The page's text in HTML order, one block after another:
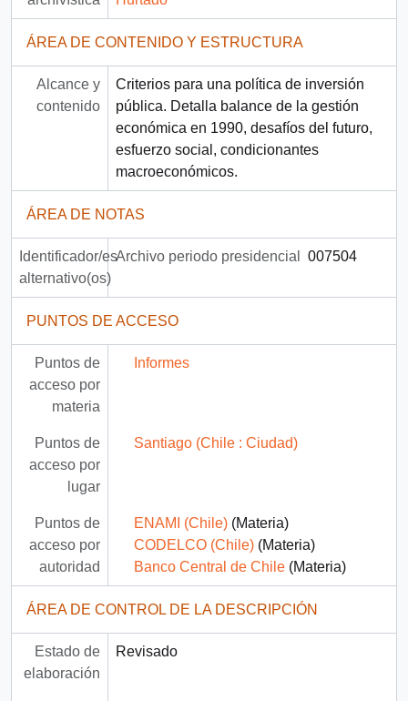
ÁREA DE CONTENIDO Y ESTRUCTURA
Alcance y
contenido
Criterios para una política de inversión
pública. Detalla balance de la gestión
económica en 1990, desafíos del futuro,
esfuerzo social, condicionantes
macroeconómicos.
ÁREA DE NOTAS
Identificador/es
alternativo(os)
Archivo periodo presidencial 007504
PUNTOS DE ACCESO
Puntos de
acceso por
materia
Informes
Puntos de
acceso por
lugar
Santiago (Chile : Ciudad)
Puntos de
acceso por
autoridad
ENAMI (Chile)(Materia)
CODELCO (Chile)(Materia)
Banco Central de Chile(Materia)
ÁREA DE CONTROL DE LA DESCRIPCIÓN
Estado de
elaboración
Revisado